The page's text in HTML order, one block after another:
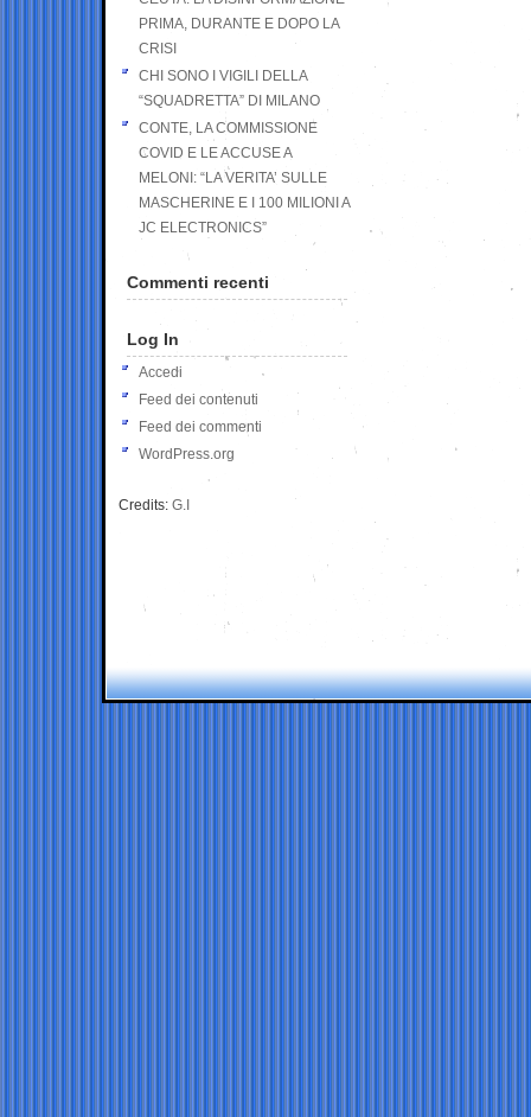
PRIMA, DURANTE E DOPO LA
CRISI
CHI SONO I VIGILI DELLA
“SQUADRETTA” DI MILANO
CONTE, LA COMMISSIONE
COVID E LE ACCUSE A
MELONI: “LA VERITA’ SULLE
MASCHERINE E I 100 MILIONI A
JC ELECTRONICS”
Commenti recenti
Log In
Accedi
Feed dei contenuti
Feed dei commenti
WordPress.org
Credits: G.I